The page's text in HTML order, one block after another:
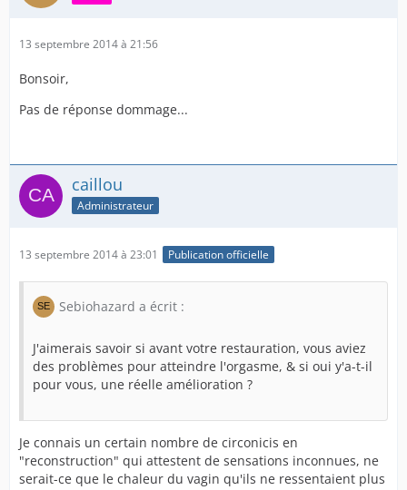
13 septembre 2014 à 21:56
Bonsoir,
Pas de réponse dommage...
caillou
Administrateur
13 septembre 2014 à 23:01 Publication officielle
Sebiohazard a écrit :
J'aimerais savoir si avant votre restauration, vous aviez
des problèmes pour atteindre l'orgasme, & si oui y'a-t-il
pour vous, une réelle amélioration ?
Je connais un certain nombre de circonicis en
"reconstruction" qui attestent de sensations inconnues, ne
serait-ce que le chaleur du vagin qu'ils ne ressentaient plus